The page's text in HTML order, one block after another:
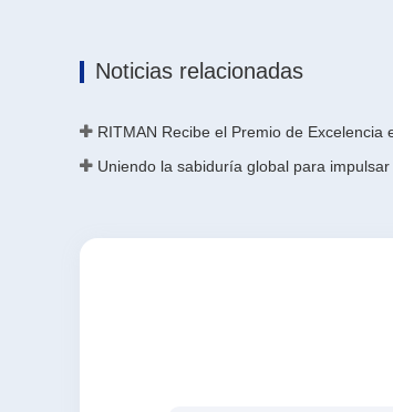
Noticias relacionadas